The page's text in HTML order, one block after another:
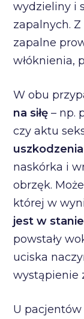
wydzieliny i
zapalnych.
zapalne
włóknienia,
W obu
na siłę – np.
czy aktu
naskórka i
obrzęk.
której w
jest w
powstały
uciska
wystąpienie
U